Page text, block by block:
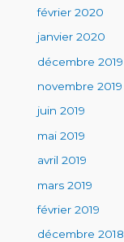
février 2020
janvier 2020
décembre 2019
novembre 2019
juin 2019
mai 2019
avril 2019
mars 2019
février 2019
décembre 2018